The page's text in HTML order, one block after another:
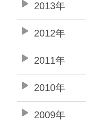
2013年
2012年
2011年
2010年
2009年